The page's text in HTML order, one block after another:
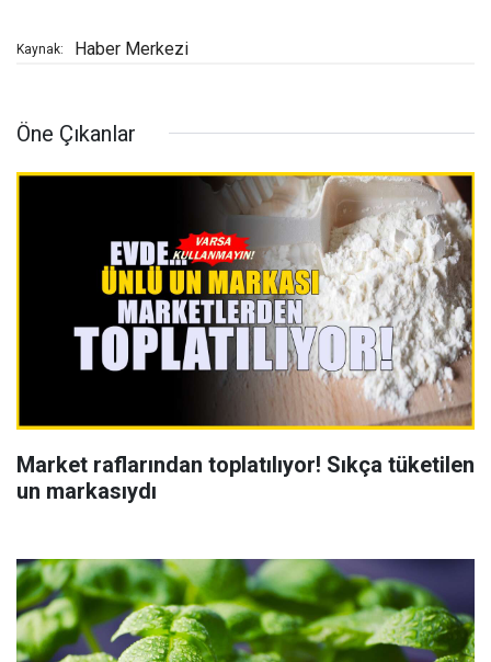
Kaynak: Haber Merkezi
Öne Çıkanlar
Market raflarından toplatılıyor! Sıkça tüketilen
un markasıydı